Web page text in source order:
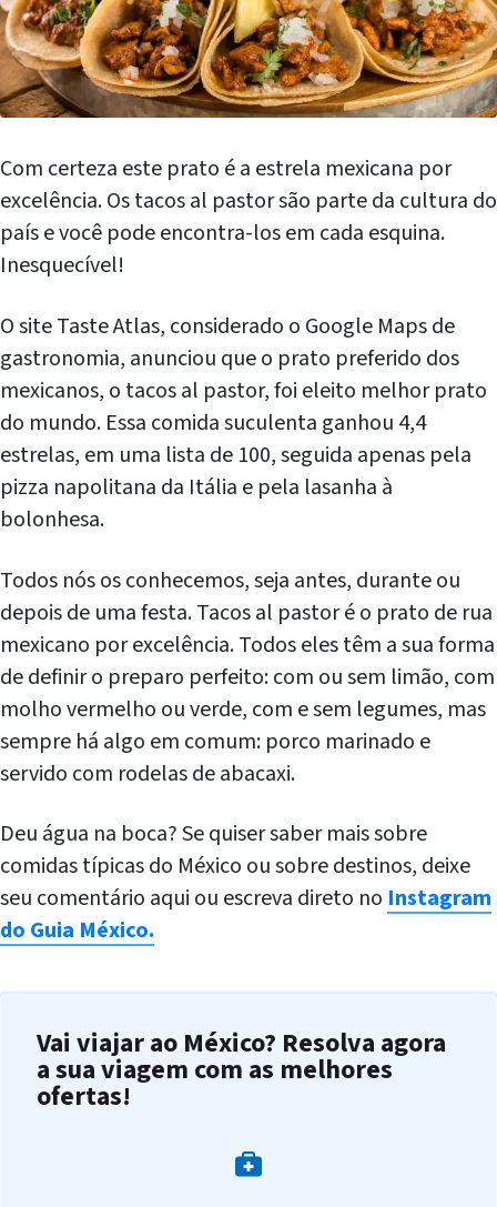
Com certeza este prato é a estrela mexicana por
excelência. Os tacos al pastor são parte da cultura do
país e você pode encontra-los em cada esquina.
Inesquecível!
O site Taste Atlas, considerado o Google Maps de
gastronomia, anunciou que o prato preferido dos
mexicanos, o tacos al pastor, foi eleito melhor prato
do mundo. Essa comida suculenta ganhou 4,4
estrelas, em uma lista de 100, seguida apenas pela
pizza napolitana da Itália e pela lasanha à
bolonhesa.
Todos nós os conhecemos, seja antes, durante ou
depois de uma festa. Tacos al pastor é o prato de rua
mexicano por excelência. Todos eles têm a sua forma
de definir o preparo perfeito: com ou sem limão, com
molho vermelho ou verde, com e sem legumes, mas
sempre há algo em comum: porco marinado e
servido com rodelas de abacaxi.
Deu água na boca? Se quiser saber mais sobre
comidas típicas do México ou sobre destinos, deixe
seu comentário aqui ou escreva direto no Instagram
do Guia México.
Vai viajar ao México? Resolva agora
a sua viagem com as melhores
ofertas!